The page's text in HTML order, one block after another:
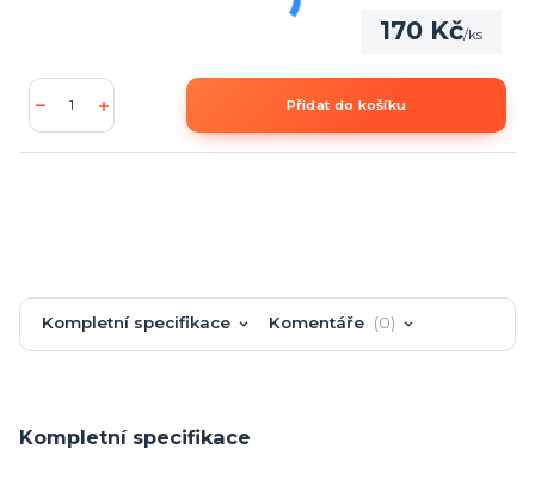
170 Kč/ks
Přidat do košíku
Kompletní specifikace Komentáře 0
Kompletní specifikace